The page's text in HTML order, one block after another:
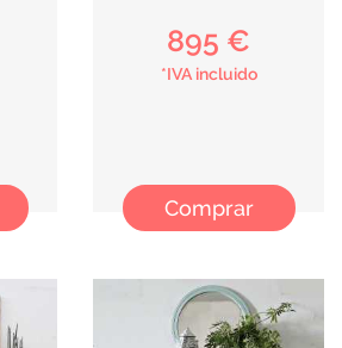
895 €
*IVA incluido
Comprar